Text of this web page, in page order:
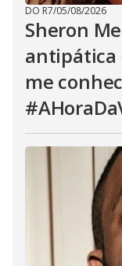
DO R7/05/08/2026
Sheron
antipática
me